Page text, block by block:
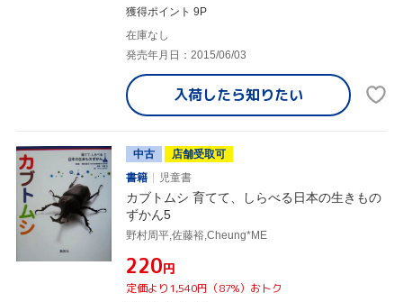
獲得ポイント 9P
在庫なし
発売年月日：2015/06/03
入荷したら知りたい
中古
店舗受取可
書籍
児童書
カブトムシ 育てて、しらべる日本の生きもの
ずかん5
野村周平,佐藤裕,Cheung*ME
¥220円
定価より1,540円（87%）おトク